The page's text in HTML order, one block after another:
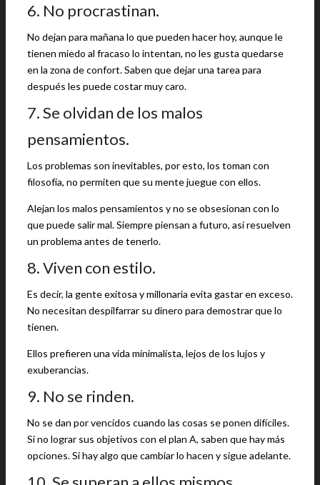
6. No procrastinan.
No dejan para mañana lo que pueden hacer hoy, aunque le
tienen miedo al fracaso lo intentan, no les gusta quedarse
en la zona de confort. Saben que dejar una tarea para
después les puede costar muy caro.
7. Se olvidan de los malos
pensamientos.
Los problemas son inevitables, por esto, los toman con
filosofía, no permiten que su mente juegue con ellos.
Alejan los malos pensamientos y no se obsesionan con lo
que puede salir mal. Siempre piensan a futuro, así resuelven
un problema antes de tenerlo.
8. Viven con estilo.
Es decir, la gente exitosa y millonaria evita gastar en exceso.
No necesitan despilfarrar su dinero para demostrar que lo
tienen.
Ellos prefieren una vida minimalista, lejos de los lujos y
exuberancias.
9. No se rinden.
No se dan por vencidos cuando las cosas se ponen difíciles.
Si no lograr sus objetivos con el plan A, saben que hay más
opciones. Si hay algo que cambiar lo hacen y sigue adelante.